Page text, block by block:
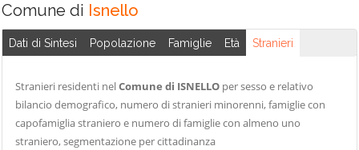
Castronovo di
Sicilia
Cefalà Diana
Palermo
Partinico
Villafrati
Comune di Isnello
Dati di Sintesi Popolazione Famiglie Età Stranieri
Stranieri residenti nelComune di ISNELLO per sesso e relativo
bilancio demografico, numero di stranieri minorenni, famiglie con
capofamiglia straniero e numero di famiglie con almeno uno
straniero, segmentazione per cittadinanza